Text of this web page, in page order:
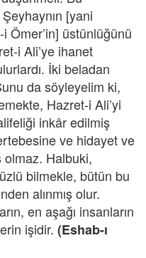
[yani
Ömer’in] üstünlüğünü
i Ali’ye ihanet
İki beladan
da söyleyelim ki,
Hazret-i Ali’yi
inkâr edilmiş
ve hidayet ve
olmaz. Halbuki,
bilmekle, bütün bu
alınmış olur.
en aşağı insanların
işidir. (Eshab-ı